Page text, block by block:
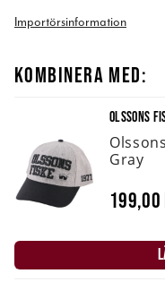
Importörsinformation
KOMBINERA MED:
OLSSONS
Gray